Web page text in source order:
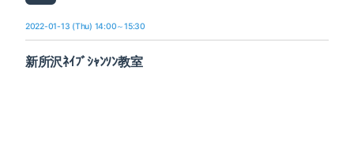
2022-01-13 (Thu) 14:00～15:30
新所沢ﾈｲﾌﾞｼｬﾝｿﾝ教室